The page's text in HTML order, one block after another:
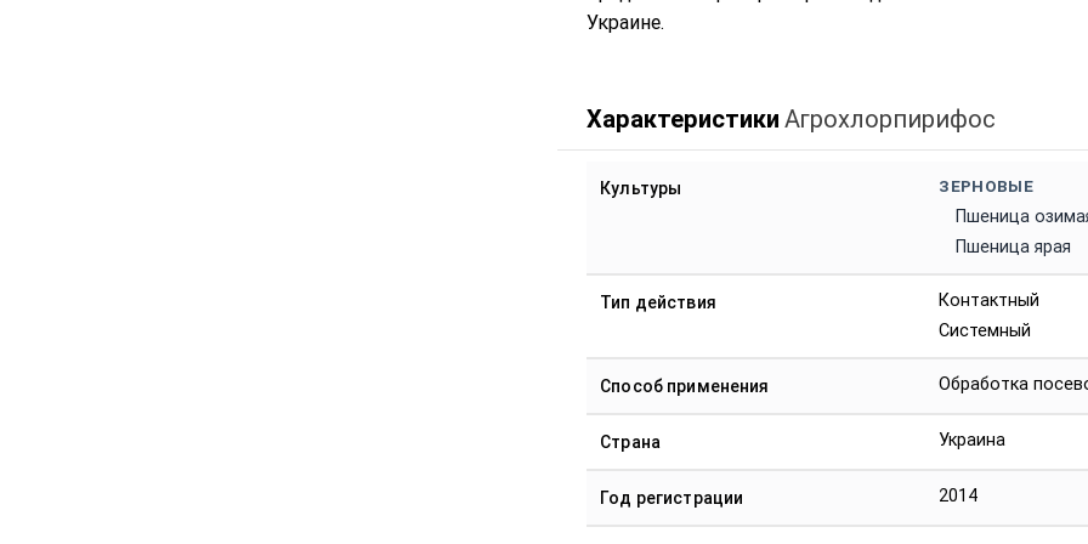
Украине.
Характеристики Агрохлорпирифос
Культуры ЗЕРНОВЫЕ
Пшеница
Пшеница ярая
Тип действия
Контактный
Системный
Способ применения Обработка
Страна Украина
Год регистрации 2014